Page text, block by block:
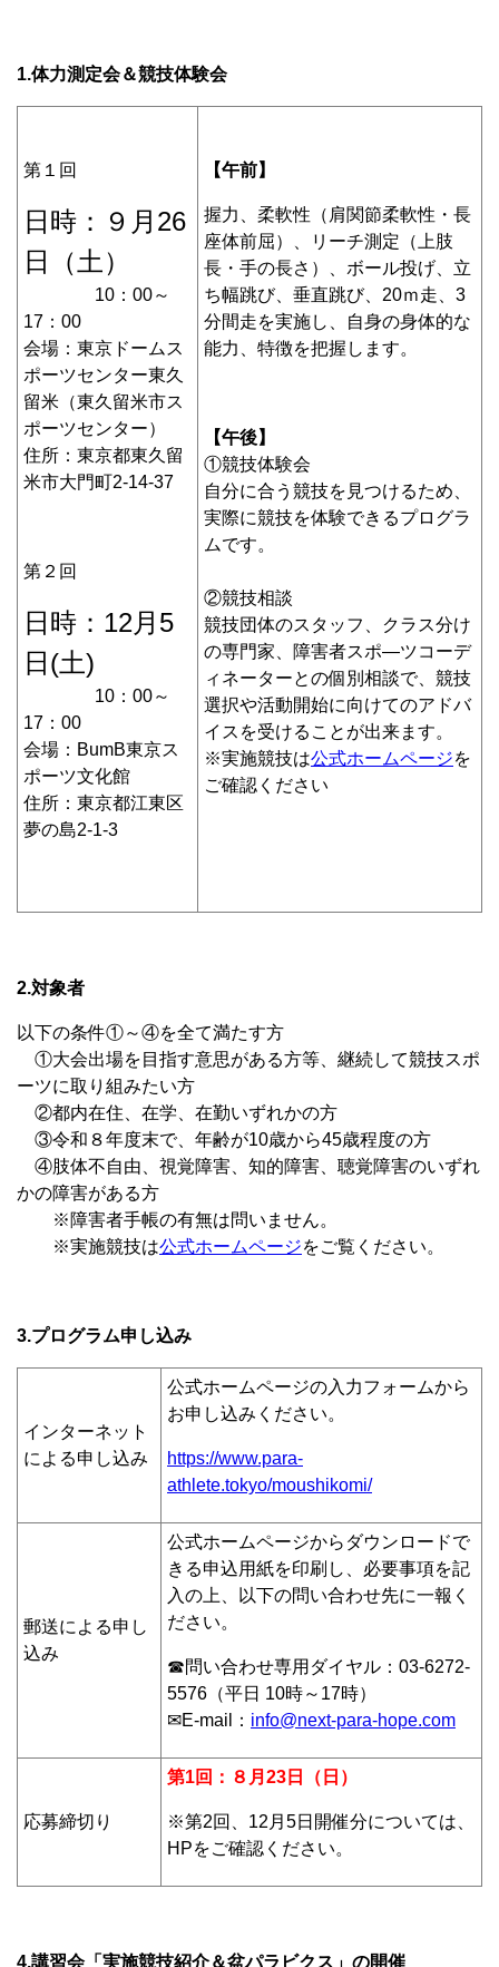
1.体力測定会＆競技体験会
第１回
日時： ９月26
日（土）
10：00～
17：00
会場：東京ドームス
ポーツセンター東久
留米（東久留米市ス
ポーツセンター）
住所：東京都東久留
米市大門町2-14-37
第２回
日時：12月5
日(土)
10：00～
17：00
会場：BumB東京ス
ポーツ文化館
住所：東京都江東区
夢の島2-1-3
【午前】
握力、柔軟性（肩関節柔軟性・長
座体前屈）、リーチ測定（上肢
長・手の長さ）、ボール投げ、立
ち幅跳び、垂直跳び、20ｍ走、3
分間走を実施し、自身の身体的な
能力、特徴を把握します。
【午後】
①競技体験会
自分に合う競技を見つけるため、
実際に競技を体験できるプログラ
ムです。
②競技相談
競技団体のスタッフ、クラス分け
の専門家、障害者スポ―ツコーデ
ィネーターとの個別相談で、競技
選択や活動開始に向けてのアドバ
イスを受けることが出来ます。
※実施競技は公式ホームページを
ご確認ください
2.対象者
以下の条件①～④を全て満たす方
①大会出場を目指す意思がある方等、継続して競技スポ
ーツに取り組みたい方
②都内在住、在学、在勤いずれかの方
③令和８年度末で、年齢が10歳から45歳程度の方
④肢体不自由、視覚障害、知的障害、聴覚障害のいずれ
かの障害がある方
※障害者手帳の有無は問いません。
※実施競技は公式ホームページをご覧ください。
3.プログラム申し込み
インターネット
による申し込み
公式ホームページの入力フォームから
お申し込みください。
https://www.para-
athlete.tokyo/moushikomi/
郵送による申し
込み
公式ホームページからダウンロードで
きる申込用紙を印刷し、必要事項を記
入の上、以下の問い合わせ先に一報く
ださい。
☎問い合わせ専用ダイヤル：03-6272-
5576（平日 10時～17時）
✉E-mail： info@next-para-hope.com
応募締切り
第1回：８月23日（日）
※第2回、12月5日開催分については、
HPをご確認ください。
4.講習会「実施競技紹介＆盆パラビクス」の開催